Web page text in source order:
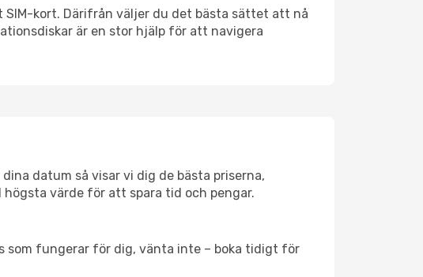
SIM-kort. Därifrån väljer du det bästa sättet att nå
är en stor hjälp för att navigera
datum så visar vi dig de bästa priserna,
värde för att spara tid och pengar.
som fungerar för dig, vänta inte – boka tidigt för